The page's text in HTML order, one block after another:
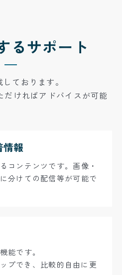
るサポート
ております。
だければアドバイスが可能
情報
コンテンツです。画像・
分けての配信等が可能で
能です。
プでき、比較的自由に更